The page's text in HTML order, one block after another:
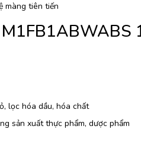
màng tiên tiến
lọc hóa dầu, hóa chất
sản xuất thực phẩm, dược phẩm